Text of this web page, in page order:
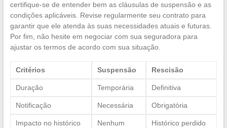
certifique-se de entender bem as cláusulas de suspensão e as
condições aplicáveis. Revise regularmente seu contrato para
garantir que ele atenda às suas necessidades atuais e futuras.
Por fim, não hesite em negociar com sua seguradora para
ajustar os termos de acordo com sua situação.
Critérios Suspensão Rescisão
Duração Temporária Definitiva
Notificação Necessária Obrigatória
Impacto no histórico Nenhum Histórico perdido